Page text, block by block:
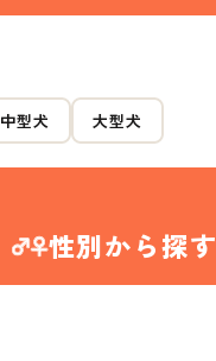
中型犬 大型犬
性別から探す